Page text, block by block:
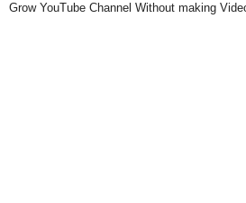
Grow YouTube Channel Without making